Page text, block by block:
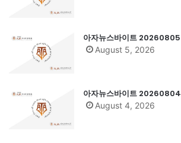
아자뉴스바이트 20260805
August 5, 2026
아자뉴스바이트 20260804
August 4, 2026